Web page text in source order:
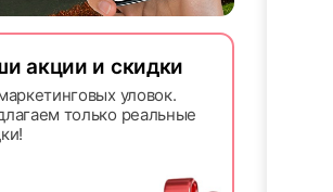
акции и скидки
уловок.
только реальные